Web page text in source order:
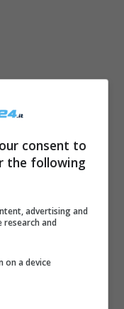
la Fasanelli
Le voci in
e il video
“Una fan ha
una coppia”
consent to
the following
advertising and
research and
on a device